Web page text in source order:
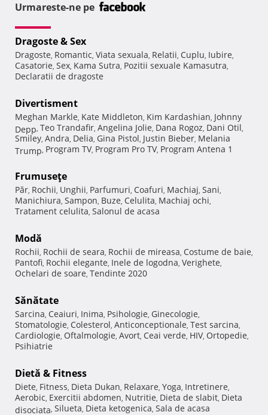
Urmareste-ne pe
Dragoste & Sex
Dragoste, Romantic, Viata sexuala, Relatii, Cuplu, Iubire,
Casatorie, Sex, Kama Sutra, Pozitii sexuale Kamasutra,
Declaratii de dragoste
Divertisment
Meghan Markle, Kate Middleton, Kim Kardashian, Johnny
Depp, Teo Trandafir, Angelina Jolie, Dana Rogoz, Dani Otil,
Smiley, Andra, Delia, Gina Pistol, Justin Bieber, Melania
Trump, Program TV, Program Pro TV, Program Antena 1
Frumuseţe
Păr, Rochii, Unghii, Parfumuri, Coafuri, Machiaj, Sani,
Manichiura, Sampon, Buze, Celulita, Machiaj ochi,
Tratament celulita, Salonul de acasa
Modă
Rochii, Rochii de seara, Rochii de mireasa, Costume de baie,
Pantofi, Rochii elegante, Inele de logodna, Verighete,
Ochelari de soare, Tendinte 2020
Sănătate
Sarcina, Ceaiuri, Inima, Psihologie, Ginecologie,
Stomatologie, Colesterol, Anticonceptionale, Test sarcina,
Cardiologie, Oftalmologie, Avort, Ceai verde, HIV, Ortopedie,
Psihiatrie
Dietă & Fitness
Diete, Fitness, Dieta Dukan, Relaxare, Yoga, Intretinere,
Aerobic, Exercitii abdomen, Nutritie, Dieta de slabit, Dieta
disociata, Silueta, Dieta ketogenica, Sala de acasa